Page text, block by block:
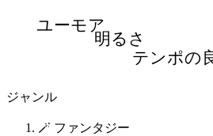
テンポの
明るさ
ユーモア
ジャンル
🪄 ファンタジー